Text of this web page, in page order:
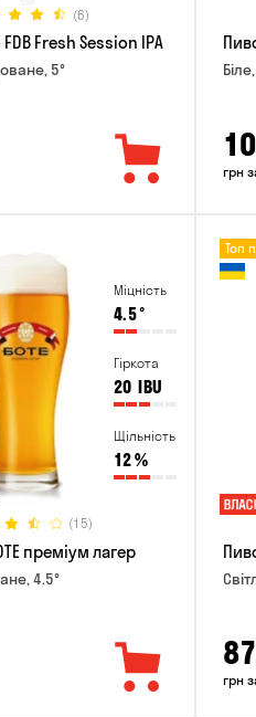
(6)
Fresh Session IPA
5°
грн
Міцність
4.5°
Гіркота
20 IBU
Щільність
12%
(15)
преміум лагер
4.5°
Топ
87
грн